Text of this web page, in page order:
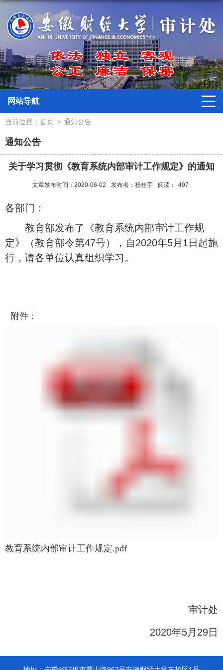
网站导航
当前位置： 首页 > 通知公告
通知公告
关于学习贯彻《教育系统内部审计工作规定》的通知
文章发布时间：2020-06-02 发布者：杨桂宇 阅读： 497
各部门：
教育部发布了《教育系统内部审计工作规
定》（教育部令第47号），自2020年5月 1 日起施
行，请各单位认真组织学习。
附件：
教育系统内部审计工作规定.pdf
审计处
2020年5月29日